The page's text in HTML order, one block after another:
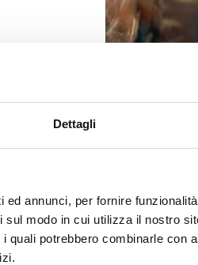
Dettagli
annunci, per fornire
modo in cui utilizza il nostro
quali potrebbero combinarle con